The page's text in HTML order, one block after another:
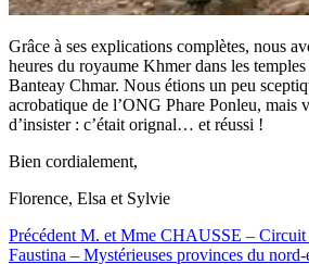
Grâce à ses explications complètes, nous
heures du royaume Khmer dans les
Banteay Chmar. Nous étions un peu
acrobatique de l’ONG Phare Ponleu, mais
d’insister : c’était orignal… et réussi !
Bien cordialement,
Florence, Elsa et Sylvie
Précédent M. et Mme CHAUSSE – Circuit
Faustina – Mystérieuses provinces du nord-